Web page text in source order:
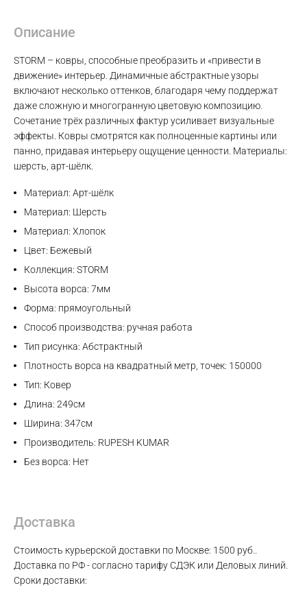
Описание
STORM – ковры, способные преобразить и «привести в
движение» интерьер. Динамичные абстрактные узоры
включают несколько оттенков, благодаря чему поддержат
даже сложную и многогранную цветовую композицию.
Сочетание трёх различных фактур усиливает визуальные
эффекты. Ковры смотрятся как полноценные картины или
панно, придавая интерьеру ощущение ценности. Материалы:
шерсть, арт-шёлк.
Материал: Арт-шёлк
Материал: Шерсть
Материал: Хлопок
Цвет: Бежевый
Коллекция: STORM
Высота ворса: 7мм
Форма: прямоугольный
Способ производства: ручная работа
Тип рисунка: Абстрактный
Плотность ворса на квадратный метр, точек: 150000
Тип: Ковер
Длина: 249см
Ширина: 347см
Производитель: RUPESH KUMAR
Без ворса: Нет
Доставка
Стоимость курьерской доставки по Москве: 1500 руб..
Доставка по РФ - согласно тарифу СДЭК или Деловых линий.
Сроки доставки:
Max
WhatsApp
Telegram